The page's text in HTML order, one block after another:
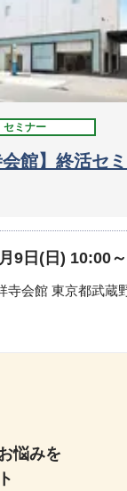
セミナー
会館】終活セ
9日(日) 10:00
寺会館 東京都武蔵
悩みを